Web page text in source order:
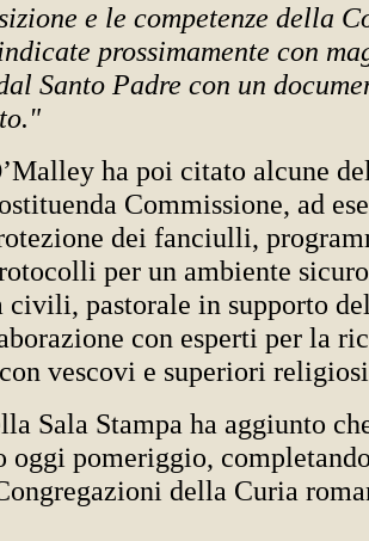
e le competenze della
prossimamente con
Santo Padre con un
ha poi citato alcune
Commissione, ad
dei fanciulli,
per un ambiente
civili, pastorale in supporto
con esperti per la
vescovi e superiori
Sala Stampa ha aggiunto
oggi pomeriggio,
della Curia